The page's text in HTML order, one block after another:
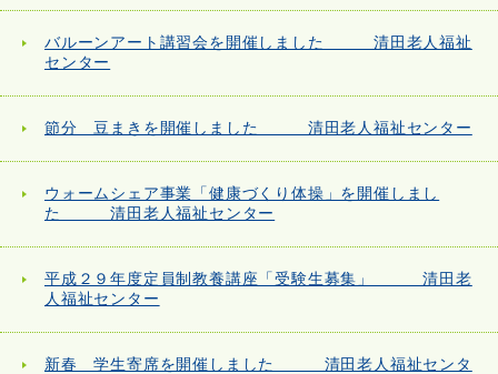
バルーンアート講習会を開催しました 清田老人福祉
センター
節分 豆まきを開催しました 清田老人福祉センター
ウォームシェア事業「健康づくり体操」を開催しまし
た 清田老人福祉センター
平成２９年度定員制教養講座「受験生募集」 清田老
人福祉センター
新春 学生寄席を開催しました 清田老人福祉センタ